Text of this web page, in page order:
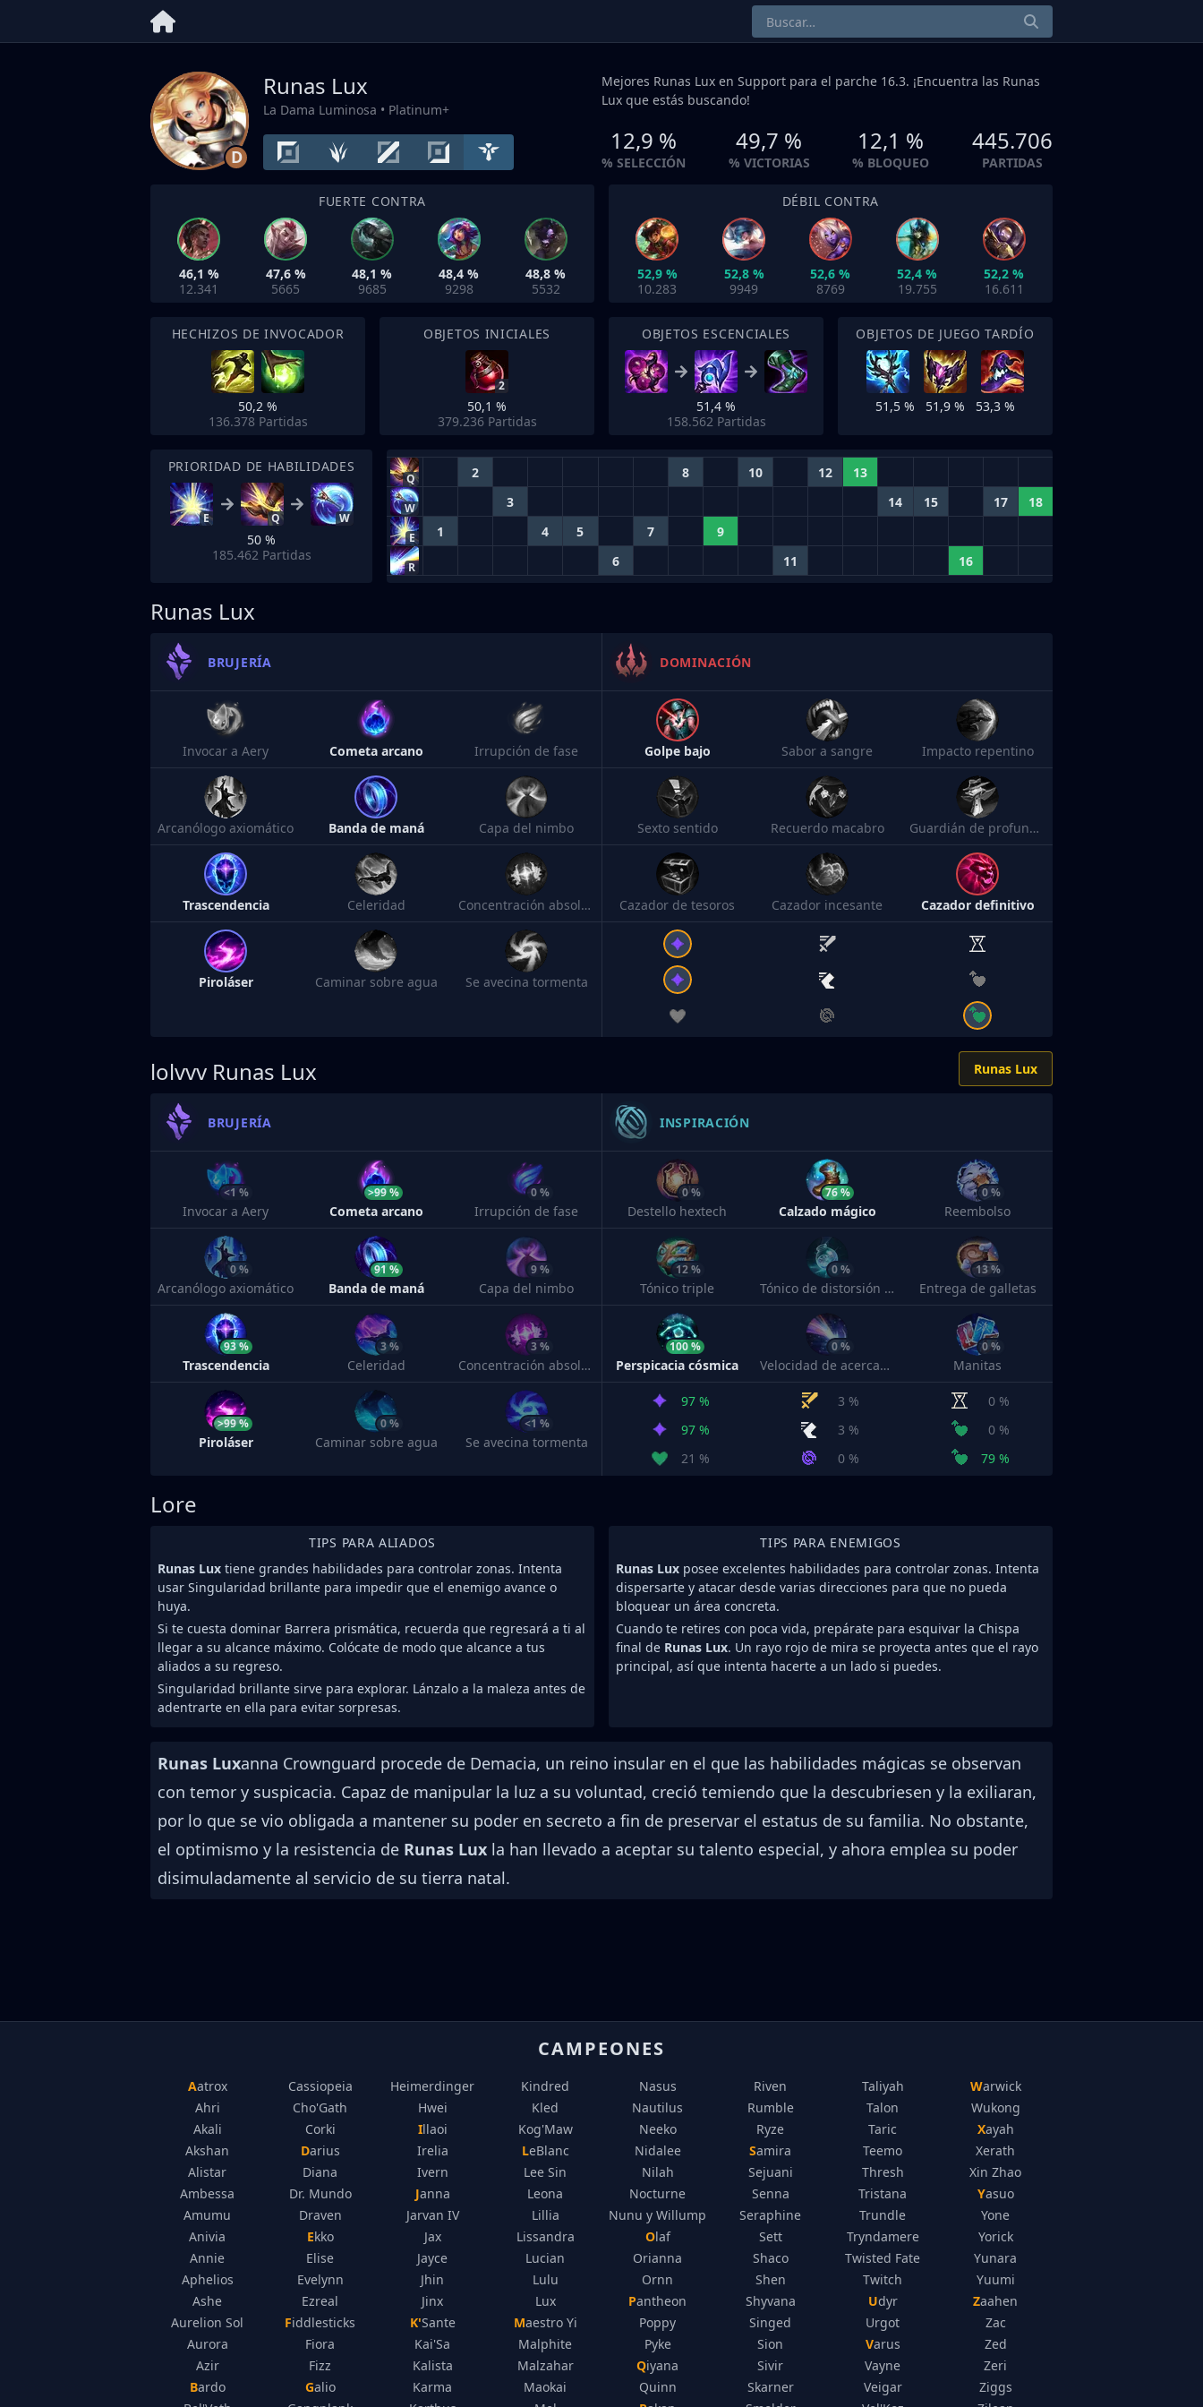
D
Runas Lux
La Dama Luminosa • Platinum+
Mejores Runas Lux en Support para el parche 16.3. ¡Encuentra las Runas
Lux que estás buscando!
12,9 %
% SELECCIÓN
49,7 %
% VICTORIAS
12,1 %
% BLOQUEO
445.706
PARTIDAS
FUERTE CONTRA
46,1 %
12.341
47,6 %
5665
48,1 %
9685
48,4 %
9298
48,8 %
5532
DÉBIL CONTRA
52,9 %
10.283
52,8 %
9949
52,6 %
8769
52,4 %
19.755
52,2 %
16.611
HECHIZOS DE INVOCADOR
50,2 %
136.378 Partidas
OBJETOS INICIALES
2
50,1 %
379.236 Partidas
OBJETOS ESCENCIALES
51,4 %
158.562 Partidas
OBJETOS DE JUEGO TARDÍO
51,5 % 51,9 % 53,3 %
PRIORIDAD DE HABILIDADES
E Q W
50 %
185.462 Partidas
Q 2 8 10 12 13
W 3 14 15 17 18
E 1 4 5 7 9
R 6 11 16
Runas Lux
BRUJERÍA
Invocar a Aery Cometa arcano Irrupción de fase
Arcanólogo axiomático Banda de maná Capa del nimbo
Trascendencia Celeridad Concentración absoluta
Piroláser Caminar sobre agua Se avecina tormenta
DOMINACIÓN
Golpe bajo Sabor a sangre Impacto repentino
Sexto sentido Recuerdo macabro Guardián de profundidad
Cazador de tesoros Cazador incesante Cazador definitivo
lolvvv Runas Lux Runas Lux
BRUJERÍA
<1 %
Invocar a Aery
>99 %
Cometa arcano
0 %
Irrupción de fase
0 %
Arcanólogo axiomático
91 %
Banda de maná
9 %
Capa del nimbo
93 %
Trascendencia
3 %
Celeridad
3 %
Concentración absoluta
>99 %
Piroláser
0 %
Caminar sobre agua
<1 %
Se avecina tormenta
INSPIRACIÓN
0 %
Destello hextech
76 %
Calzado mágico
0 %
Reembolso
12 %
Tónico triple
0 %
Tónico de distorsión temporal
13 %
Entrega de galletas
100 %
Perspicacia cósmica
0 %
Velocidad de acercamiento
0 %
Manitas
97 % 3 %
0 %
97 %
3 %
0 %
21 %
0 % 79 %
Lore
TIPS PARA ALIADOS
Runas Lux tiene grandes habilidades para controlar zonas. Intenta
usar Singularidad brillante para impedir que el enemigo avance o
huya.
Si te cuesta dominar Barrera prismática, recuerda que regresará a ti al
llegar a su alcance máximo. Colócate de modo que alcance a tus
aliados a su regreso.
Singularidad brillante sirve para explorar. Lánzalo a la maleza antes de
adentrarte en ella para evitar sorpresas.
TIPS PARA ENEMIGOS
Runas Lux posee excelentes habilidades para controlar zonas. Intenta
dispersarte y atacar desde varias direcciones para que no pueda
bloquear un área concreta.
Cuando te retires con poca vida, prepárate para esquivar la Chispa
final de Runas Lux. Un rayo rojo de mira se proyecta antes que el rayo
principal, así que intenta hacerte a un lado si puedes.
Runas Luxanna Crownguard procede de Demacia, un reino insular en el que las habilidades mágicas se observan
con temor y suspicacia. Capaz de manipular la luz a su voluntad, creció temiendo que la descubriesen y la exiliaran,
por lo que se vio obligada a mantener su poder en secreto a fin de preservar el estatus de su familia. No obstante,
el optimismo y la resistencia de Runas Lux la han llevado a aceptar su talento especial, y ahora emplea su poder
disimuladamente al servicio de su tierra natal.
CAMPEONES
Aatrox
Ahri
Akali
Akshan
Alistar
Ambessa
Amumu
Anivia
Annie
Aphelios
Ashe
Aurelion Sol
Aurora
Azir
Bardo
Cassiopeia
Cho'Gath
Corki
Darius
Diana
Dr. Mundo
Draven
Ekko
Elise
Evelynn
Ezreal
Fiddlesticks
Fiora
Fizz
Galio
Heimerdinger
Hwei
Illaoi
Irelia
Ivern
Janna
Jarvan IV
Jax
Jayce
Jhin
Jinx
K'Sante
Kai'Sa
Kalista
Karma
Kindred
Kled
Kog'Maw
LeBlanc
Lee Sin
Leona
Lillia
Lissandra
Lucian
Lulu
Lux
Maestro Yi
Malphite
Malzahar
Maokai
Nasus
Nautilus
Neeko
Nidalee
Nilah
Nocturne
Nunu y Willump
Olaf
Orianna
Ornn
Pantheon
Poppy
Pyke
Qiyana
Quinn
Riven
Rumble
Ryze
Samira
Sejuani
Senna
Seraphine
Sett
Shaco
Shen
Shyvana
Singed
Sion
Sivir
Skarner
Taliyah
Talon
Taric
Teemo
Thresh
Tristana
Trundle
Tryndamere
Twisted Fate
Twitch
Udyr
Urgot
Varus
Vayne
Veigar
Warwick
Wukong
Xayah
Xerath
Xin Zhao
Yasuo
Yone
Yorick
Yunara
Yuumi
Zaahen
Zac
Zed
Zeri
Ziggs